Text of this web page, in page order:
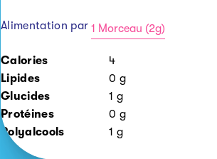
Alimentation par 1 Morceau (2g)
(2g)
Calories
4
Lipides
0 g
Glucides
1 g
Protéines
0 g
Polyalcools
1 g